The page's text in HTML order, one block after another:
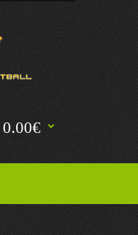
0.00€